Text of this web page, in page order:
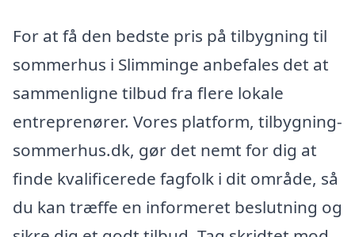
For at få den bedste pris på tilbygning til
sommerhus i Slimminge anbefales det at
sammenligne tilbud fra flere lokale
entreprenører. Vores platform, tilbygning-
sommerhus.dk, gør det nemt for dig at
finde kvalificerede fagfolk i dit område, så
du kan træffe en informeret beslutning og